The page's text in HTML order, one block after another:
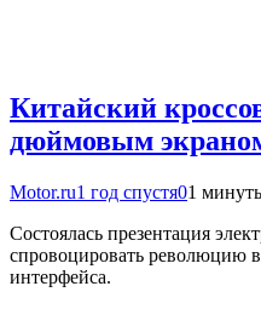
Китайский
дюймовым
Motor.ru1 год спустя01
Состоялась презентация
спровоцировать революцию в
интерфейса.